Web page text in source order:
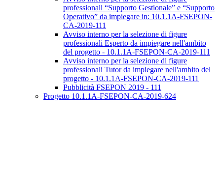
professionali “Supporto Gestionale” e “Supporto
Operativo” da impiegare in: 10.1.1A-FSEPON-
CA-2019-111
Avviso interno per la selezione di figure
professionali Esperto da impiegare nell'ambito
del progetto - 10.1.1A-FSEPON-CA-2019-111
Avviso interno per la selezione di figure
professionali Tutor da impiegare nell'ambito del
progetto - 10.1.1A-FSEPON-CA-2019-111
Pubblicità FSEPON 2019 - 111
Progetto 10.1.1A-FSEPON-CA-2019-624